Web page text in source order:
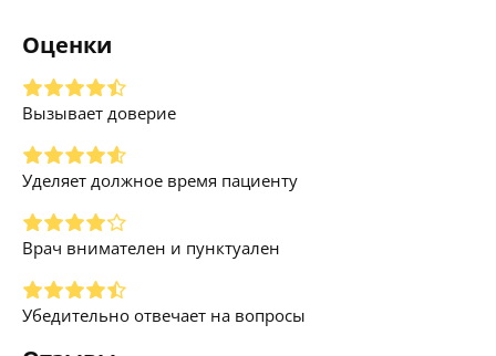
Оценки
Вызывает доверие
Уделяет должное время пациенту
Врач внимателен и пунктуален
Убедительно отвечает на вопросы